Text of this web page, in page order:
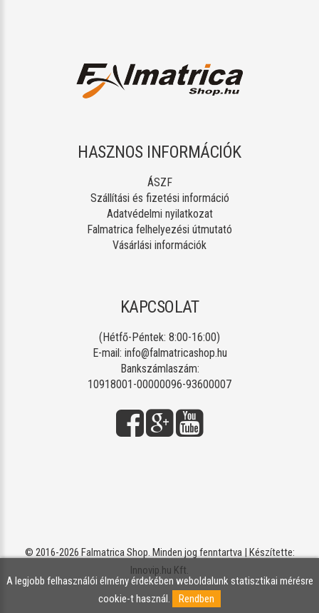
HASZNOS INFORMÁCIÓK
ÁSZF
Szállítási és fizetési információ
Adatvédelmi nyilatkozat
Falmatrica felhelyezési útmutató
Vásárlási információk
KAPCSOLAT
(Hétfő-Péntek: 8:00-16:00)
E-mail: info@falmatricashop.hu
Bankszámlaszám:
10918001-00000096-93600007
© 2016-2026 Falmatrica Shop. Minden jog fenntartva | Készítette:
Innovip.hu Kft.
A legjobb felhasználói élmény érdekében weboldalunk statisztikai mérésre
cookie-t használ.
Rendben